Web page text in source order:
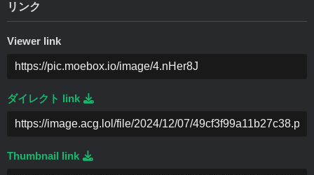
リンク
Viewer link
ダイレクト link
Thumbnail link